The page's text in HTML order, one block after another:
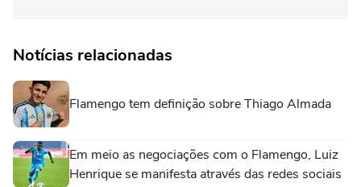
Notícias relacionadas
Flamengo tem definição sobre Thiago Almada
Em meio as negociações com o Flamengo, Luiz
Henrique se manifesta através das redes sociais